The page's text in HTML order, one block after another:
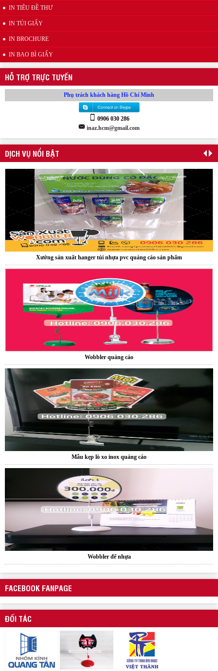
IN TIÊU ĐỀ THƯ
IN TÚI GIẤY
IN BROCHURE
IN BAO BÌ GIẤY
HỖ TRỢ TRỰC TUYẾN
Phụ trách khách hàng Hồ Chí Minh
0906 030 286
inaz.hcm@gmail.com
DỊCH VỤ NỔI BẬT
Xưởng sản xuất hanger túi nhựa pvc quảng cáo sản phẩm
Wobbler quảng cáo
Mẫu kẹp lò xo inox quảng cáo
Wobbler đế nhựa
Kẹp quảng cáo thân nhựa PVC
FACEBOOK FANPAGE
ĐỐI TÁC